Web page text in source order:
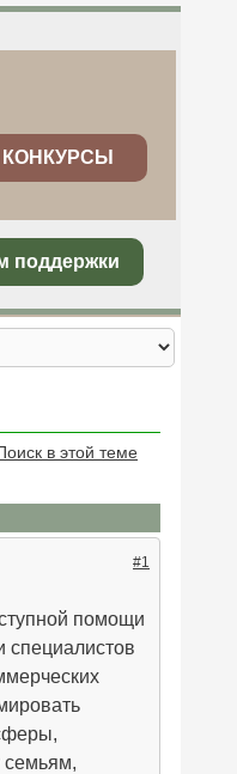
КОНКУРСЫ
поддержки
в этой теме
#1
помощи
специалистов
семьям,